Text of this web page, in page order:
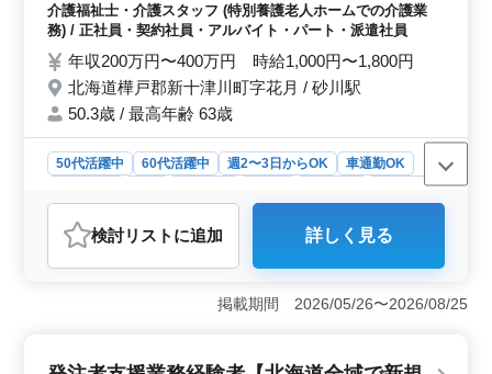
の健康管理 ・身体機能の維持・回復サポー
ト ・介護記録作成 ・申し送り 備考 ＊シフ
ト制(週3日以上相談可能) ＊交通費実費支給
＊日勤のみ応相談 ご応募お待ちしておりま
す♪
介護福祉士・介護スタッフ (特別養護老人ホームでの介護業
務) / 正社員・契約社員・アルバイト・パート・派遣社員
年収200万円〜400万円 時給1,000円〜1,800円
北海道樺戸郡新十津川町字花月 / 砂川駅
50.3歳 / 最高年齢 63歳
50代活躍中 60代活躍中 週2〜3日からOK
車通勤OK
派遣社員
介護福祉士・介護スタッフ
おすすめポイント
＜ワークライフバランス＞ この特別養護老人ホームで
は、週休2日のシフト制を採用しております。プライベー
トの時間も大切にできる環境で、ライフスタイルに合わ
検討リスト に追加 詳しく見る
掲載期間 2026/05/26〜2026/08/25